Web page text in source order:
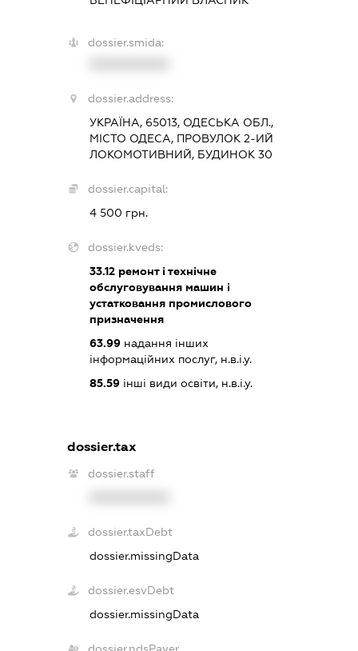
dossier.smida:
dossier.address:
УКРАЇНА, 65013, ОДЕСЬКА ОБЛ.,
МІСТО ОДЕСА, ПРОВУЛОК 2-ИЙ
ЛОКОМОТИВНИЙ, БУДИНОК 30
dossier.capital:
4 500 грн.
dossier.kveds:
33.12ремонт і технічне
обслуговування машин і
устатковання промислового
призначення
63.99надання інших
інформаційних послуг, н.в.і.у.
85.59інші види освіти, н.в.і.у.
dossier.tax
dossier.staff
dossier.taxDebt
dossier.missingData
dossier.esvDebt
dossier.missingData